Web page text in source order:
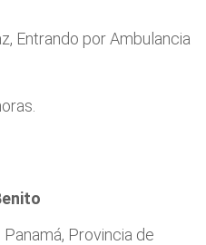
Entrando por Ambulancia
Provincia de